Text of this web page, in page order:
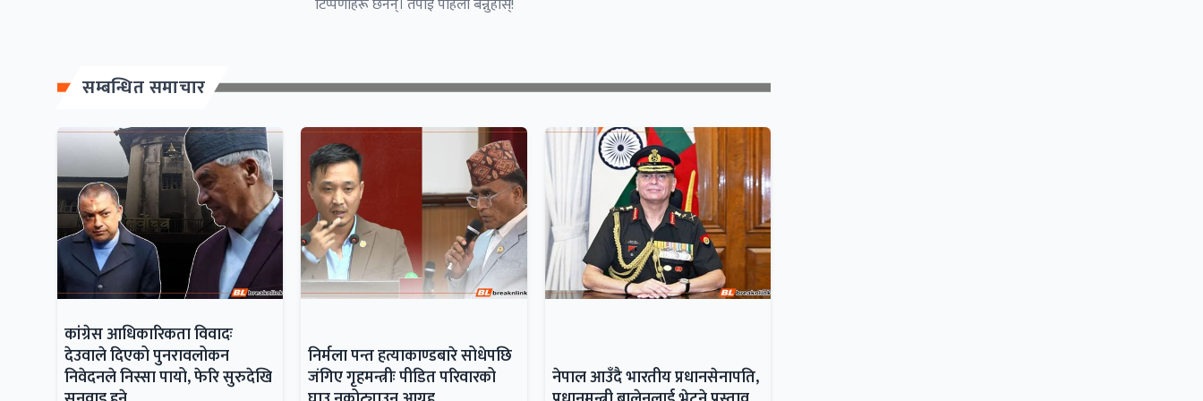
सम्बन्धित समाचार
कांग्रेस आधिकारिकता विवादः
देउवाले दिएको पुनरावलोकन
निवेदनले निस्सा पायो, फेरि सुरुदेखि
निर्मला पन्त हत्याकाण्डबारे सोधेपछि
जंगिए गृहमन्त्रीः पीडित परिवारको
नेपाल आउँदै भारतीय प्रधानसेनापति,